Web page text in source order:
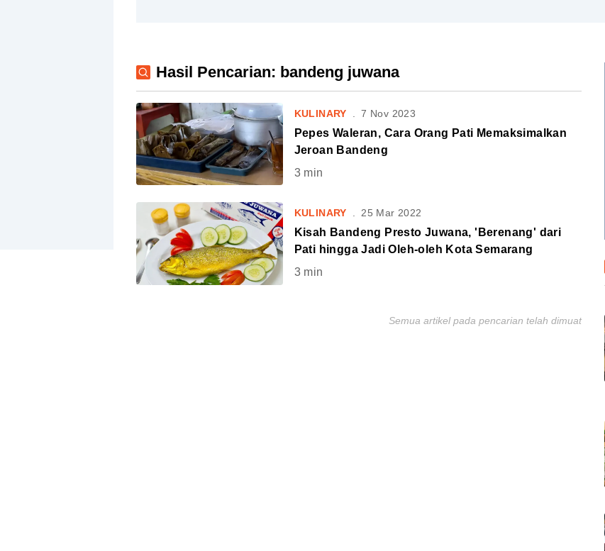
Hasil Pencarian: bandeng juwana
KULINARY 7 Nov 2023
Pepes Waleran, Cara Orang Pati Memaksimalkan
Jeroan Bandeng
3min
KULINARY . 25 Mar 2022
Kisah Bandeng Presto Juwana, 'Berenang' dari
Pati hingga Jadi Oleh-oleh Kota Semarang
3min
Semua artikel pada pencarian telah dimuat